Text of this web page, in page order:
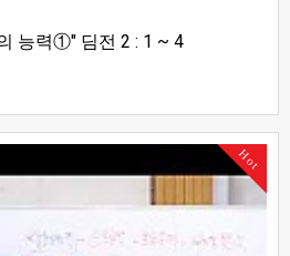
능력①" 딤전 2 : 1 ~ 4
Hot